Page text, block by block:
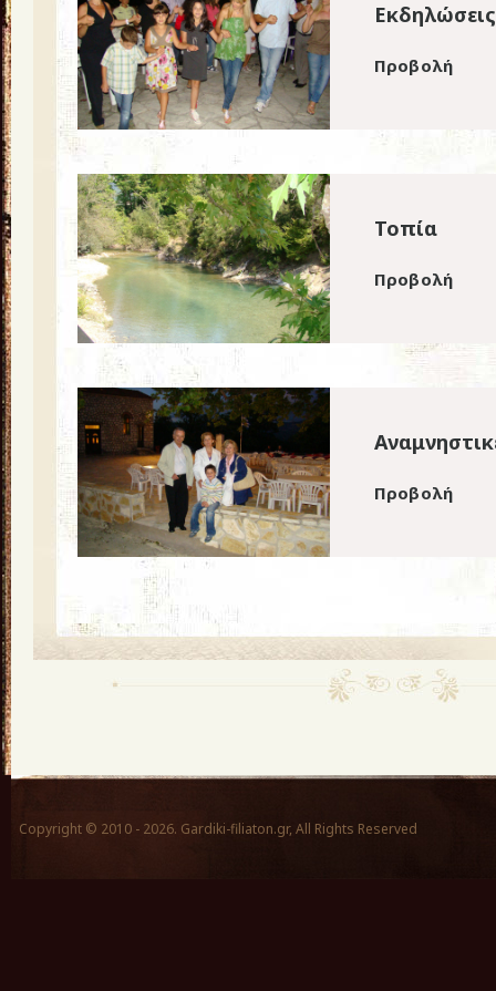
Εκδηλώσεις
Προβολή
Τοπία
Προβολή
Προβολή
Copyright © 2010 - 2026. Gardiki-filiaton.gr, All Rights Reserved